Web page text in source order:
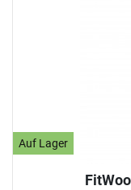
Auf Lager